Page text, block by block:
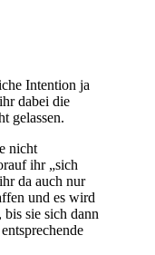
Intention ja
dabei die
gelassen.
nicht
ihr „sich
da auch nur
und es wird
sie sich dann